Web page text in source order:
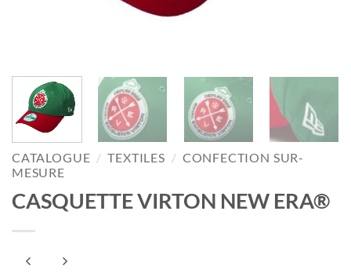
CATALOGUE / TEXTILES / CONFECTION SUR-
MESURE
CASQUETTE VIRTON NEW ERA®